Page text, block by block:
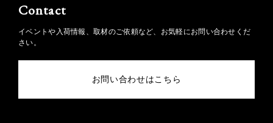
Contact
イベントや入荷情報、取材のご依頼など、お気軽にお問い合わせくだ
さい。
お問い合わせはこちら